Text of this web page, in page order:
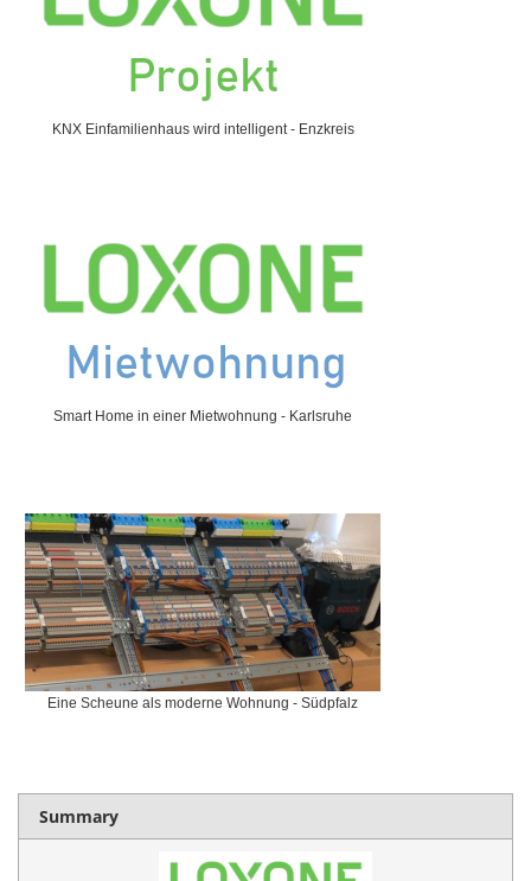
KNX Einfamilienhaus wird intelligent - Enzkreis
Smart Home in einer Mietwohnung - Karlsruhe
Eine Scheune als moderne Wohnung - Südpfalz
Summary